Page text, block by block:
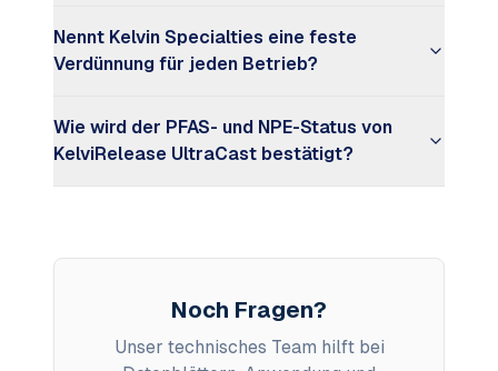
Nennt Kelvin Specialties eine feste
Verdünnung für jeden Betrieb?
Wie wird der PFAS- und NPE-Status von
KelviRelease UltraCast bestätigt?
Noch Fragen?
Unser technisches Team hilft bei